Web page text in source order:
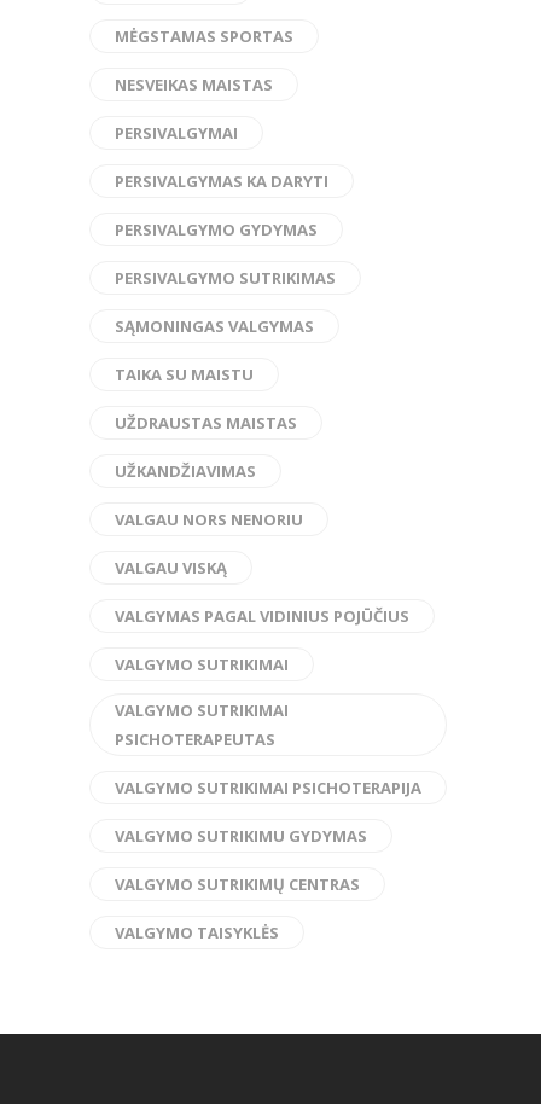
MĖGSTAMAS SPORTAS
NESVEIKAS MAISTAS
PERSIVALGYMAI
PERSIVALGYMAS KA DARYTI
PERSIVALGYMO GYDYMAS
PERSIVALGYMO SUTRIKIMAS
SĄMONINGAS VALGYMAS
TAIKA SU MAISTU
UŽDRAUSTAS MAISTAS
UŽKANDŽIAVIMAS
VALGAU NORS NENORIU
VALGAU VISKĄ
VALGYMAS PAGAL VIDINIUS POJŪČIUS
VALGYMO SUTRIKIMAI
VALGYMO SUTRIKIMAI
PSICHOTERAPEUTAS
VALGYMO SUTRIKIMAI PSICHOTERAPIJA
VALGYMO SUTRIKIMU GYDYMAS
VALGYMO SUTRIKIMŲ CENTRAS
VALGYMO TAISYKLĖS